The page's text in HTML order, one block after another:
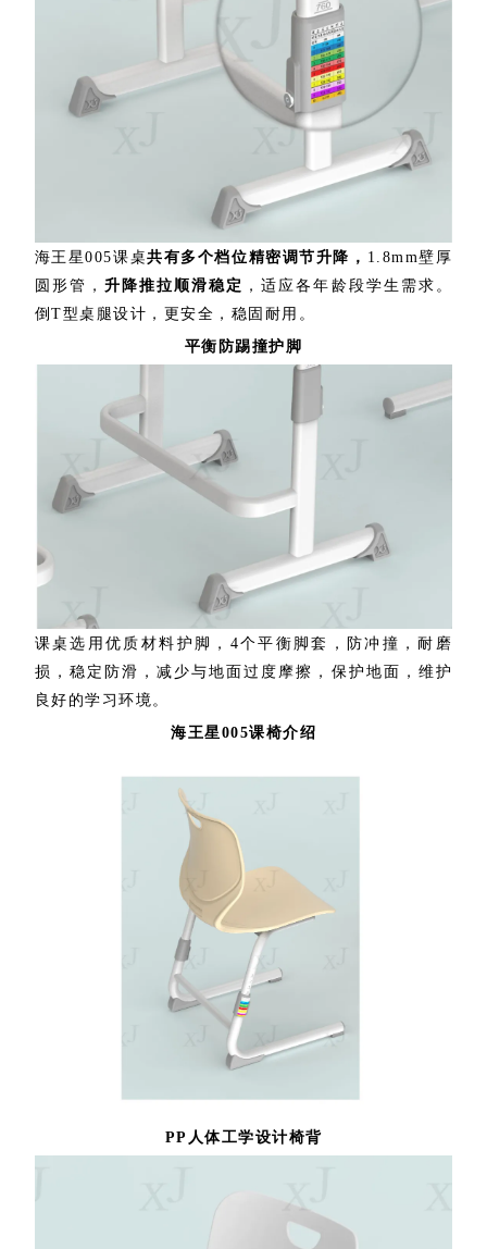
海王星005课桌共有多个档位精密调节升降， 1.8mm壁厚
圆形管， 升降推拉顺滑稳定 ，适应各年龄段学生需求。
倒T型桌腿设计，更安全，稳固耐用。
平衡防踢撞护脚
课桌选用优质材料护脚，4个平衡脚套，防冲撞，耐磨
损，稳定防滑，减少与地面过度摩擦，保护地面，维护
良好的学习环境。
海王星005课椅介绍
PP人体工学设计椅背